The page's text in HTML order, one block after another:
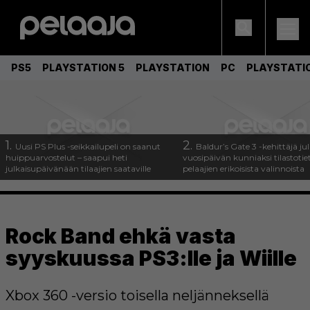
PS5 PLAYSTATION 5 PLAYSTATION PC
1. Uusi PS Plus -seikkailupeli on saanut
huippuarvostelut – saapui heti
julkaisupäivänään tilaajien saataville
2. Baldur’s Gate 3 -kehittäjä
vuosipäivän kunniaksi
pelaajien erikoisista valinnoista
Rock Band ehkä vasta
syyskuussa PS3:lle ja Wiille
Xbox 360 -versio toisella neljänneksellä